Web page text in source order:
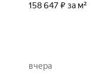
158 647 ₽ за м²
вчера